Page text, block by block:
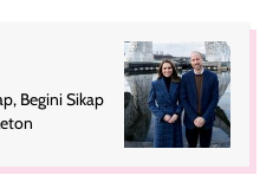
Begini Sikap